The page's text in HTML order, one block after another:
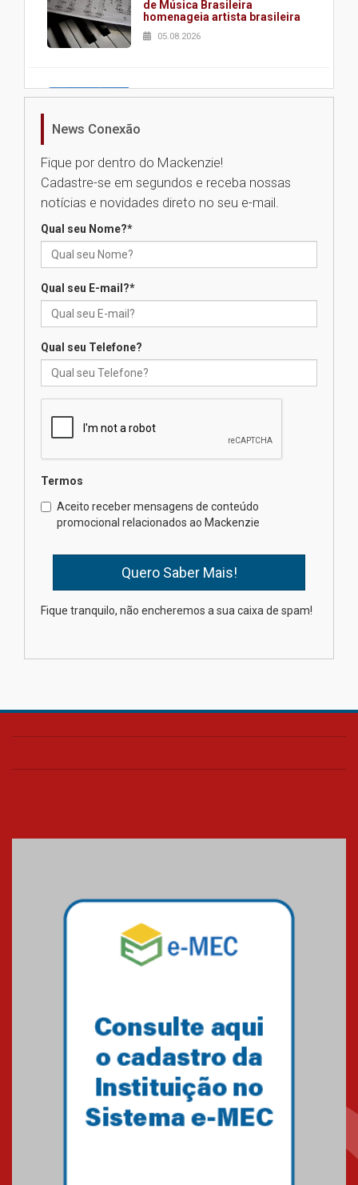
de Música Brasileira
homenageia artista brasileira
05.08.2026
Universidade Mackenzie
Seminário discute desafios
das novas tecnologias em
calouros do segundo semestre
Brasília prepara seus
mesmo do Ensino Médio
Como os pais podem investir
na educação dos filhos além da
escola
Transformadora reúne
News Conexão
Fique por dentro do Mackenzie!
Cadastre-se em segundos e receba nossas
notícias e novidades direto no seu e-mail.
Qual seu Nome?*
Qual seu E-mail?*
Qual seu Telefone?
Termos
Aceito receber mensagens de conteúdo
promocional relacionados ao Mackenzie
Fique tranquilo, não encheremos a sua caixa de spam!